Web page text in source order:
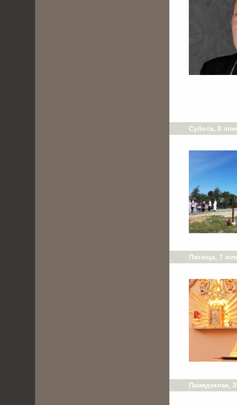
Субота, 8
Пятніца, 7
Панядзелак,